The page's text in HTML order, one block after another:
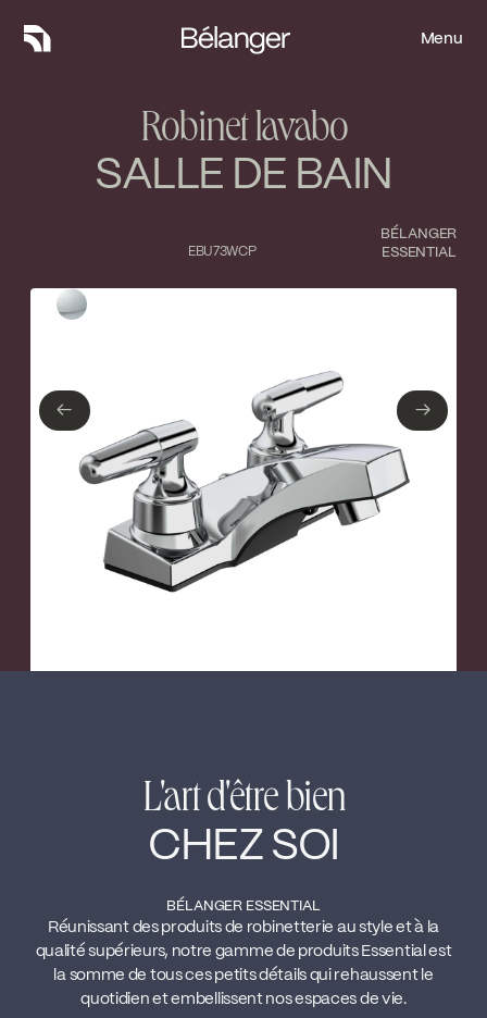
Menu
Menu
Robinet lavabo
SALLE DE BAIN
BÉLANGER
ESSENTIAL
EBU73WCP
Type de finition
← →
L'art d'être bien
CHEZ SOI
BÉLANGER ESSENTIAL
Réunissant des produits de robinetterie au style et à la
qualité supérieurs, notre gamme de produits Essential est
la somme de tous ces petits détails qui rehaussent le
quotidien et embellissent nos espaces de vie.